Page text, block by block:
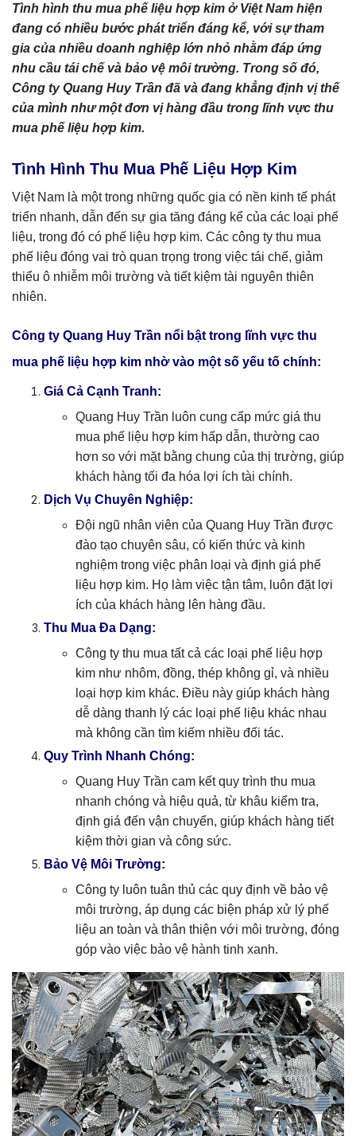
Tình hình thu mua phế liệu hợp kim ở Việt Nam hiện
đang có nhiều bước phát triển đáng kể, với sự tham
gia của nhiều doanh nghiệp lớn nhỏ nhằm đáp ứng
nhu cầu tái chế và bảo vệ môi trường. Trong số đó,
Công ty Quang Huy Trần đã và đang khẳng định vị thế
của mình như một đơn vị hàng đầu trong lĩnh vực thu
mua phế liệu hợp kim.
Tình Hình Thu Mua Phế Liệu Hợp Kim
Việt Nam là một trong những quốc gia có nền kinh tế phát
triển nhanh, dẫn đến sự gia tăng đáng kể của các loại phế
liệu, trong đó có phế liệu hợp kim. Các công ty thu mua
phế liệu đóng vai trò quan trọng trong việc tái chế, giảm
thiểu ô nhiễm môi trường và tiết kiệm tài nguyên thiên
nhiên.
Công ty Quang Huy Trần nổi bật trong lĩnh vực thu
mua phế liệu hợp kim nhờ vào một số yếu tố chính:
Giá Cả Cạnh Tranh:
Quang Huy Trần luôn cung cấp mức giá thu
mua phế liệu hợp kim hấp dẫn, thường cao
hơn so với mặt bằng chung của thị trường, giúp
khách hàng tối đa hóa lợi ích tài chính.
Dịch Vụ Chuyên Nghiệp:
Đội ngũ nhân viên của Quang Huy Trần được
đào tạo chuyên sâu, có kiến thức và kinh
nghiệm trong việc phân loại và định giá phế
liệu hợp kim. Họ làm việc tận tâm, luôn đặt lợi
ích của khách hàng lên hàng đầu.
Thu Mua Đa Dạng:
Công ty thu mua tất cả các loại phế liệu hợp
kim như nhôm, đồng, thép không gỉ, và nhiều
loại hợp kim khác. Điều này giúp khách hàng
dễ dàng thanh lý các loại phế liệu khác nhau
mà không cần tìm kiếm nhiều đối tác.
Quy Trình Nhanh Chóng:
Quang Huy Trần cam kết quy trình thu mua
nhanh chóng và hiệu quả, từ khâu kiểm tra,
định giá đến vận chuyển, giúp khách hàng tiết
kiệm thời gian và công sức.
Bảo Vệ Môi Trường:
Công ty luôn tuân thủ các quy định về bảo vệ
môi trường, áp dụng các biện pháp xử lý phế
liệu an toàn và thân thiện với môi trường, đóng
góp vào việc bảo vệ hành tinh xanh.